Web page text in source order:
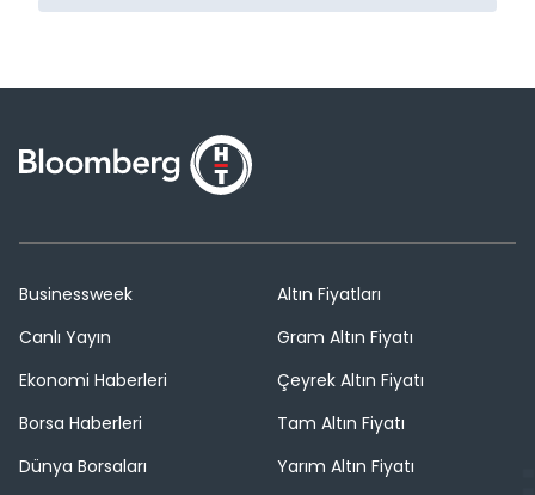
Businessweek
Canlı Yayın
Ekonomi Haberleri
Borsa Haberleri
Dünya Borsaları
Altın Fiyatları
Gram Altın Fiyatı
Çeyrek Altın Fiyatı
Tam Altın Fiyatı
Yarım Altın Fiyatı